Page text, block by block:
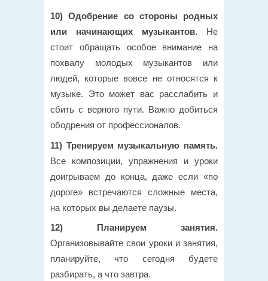
10) Одобрение со стороны родных
или начинающих музыкантов. Не
стоит обращать особое внимание на
похвалу молодых музыкантов или
людей, которые вовсе не относятся к
музыке. Это может вас расслабить и
сбить с верного пути. Важно добиться
ободрения от профессионалов.
11) Тренируем музыкальную память.
Все композиции, упражнения и уроки
доигрываем до конца, даже если «по
дороге» встречаются сложные места,
на которых вы делаете паузы.
12) Планируем занятия.
Организовывайте свои уроки и занятия,
планируйте, что сегодня будете
разбирать, а что завтра.